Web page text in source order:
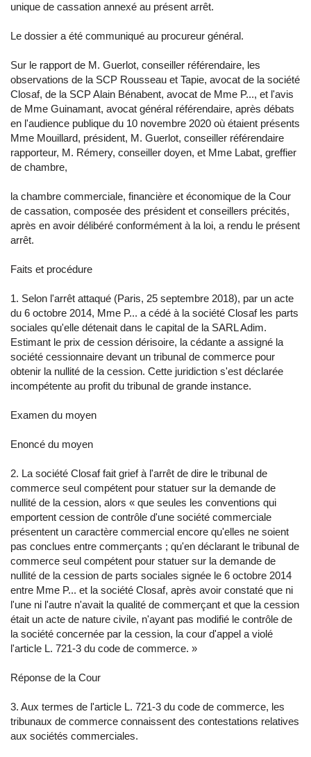
unique de cassation annexé au présent arrêt.
Le dossier a été communiqué au procureur général.
Sur le rapport de M. Guerlot, conseiller référendaire, les
observations de la SCP Rousseau et Tapie, avocat de la société
Closaf, de la SCP Alain Bénabent, avocat de Mme P..., et l'avis
de Mme Guinamant, avocat général référendaire, après débats
en l'audience publique du 10 novembre 2020 où étaient présents
Mme Mouillard, président, M. Guerlot, conseiller référendaire
rapporteur, M. Rémery, conseiller doyen, et Mme Labat, greffier
de chambre,
la chambre commerciale, financière et économique de la Cour
de cassation, composée des président et conseillers précités,
après en avoir délibéré conformément à la loi, a rendu le présent
arrêt.
Faits et procédure
1. Selon l'arrêt attaqué (Paris, 25 septembre 2018), par un acte
du 6 octobre 2014, Mme P... a cédé à la société Closaf les parts
sociales qu'elle détenait dans le capital de la SARL Adim.
Estimant le prix de cession dérisoire, la cédante a assigné la
société cessionnaire devant un tribunal de commerce pour
obtenir la nullité de la cession. Cette juridiction s'est déclarée
incompétente au profit du tribunal de grande instance.
Examen du moyen
Enoncé du moyen
2. La société Closaf fait grief à l'arrêt de dire le tribunal de
commerce seul compétent pour statuer sur la demande de
nullité de la cession, alors « que seules les conventions qui
emportent cession de contrôle d'une société commerciale
présentent un caractère commercial encore qu'elles ne soient
pas conclues entre commerçants ; qu'en déclarant le tribunal de
commerce seul compétent pour statuer sur la demande de
nullité de la cession de parts sociales signée le 6 octobre 2014
entre Mme P... et la société Closaf, après avoir constaté que ni
l'une ni l'autre n'avait la qualité de commerçant et que la cession
était un acte de nature civile, n'ayant pas modifié le contrôle de
la société concernée par la cession, la cour d'appel a violé
l'article L. 721-3 du code de commerce. »
Réponse de la Cour
3. Aux termes de l'article L. 721-3 du code de commerce, les
tribunaux de commerce connaissent des contestations relatives
aux sociétés commerciales.